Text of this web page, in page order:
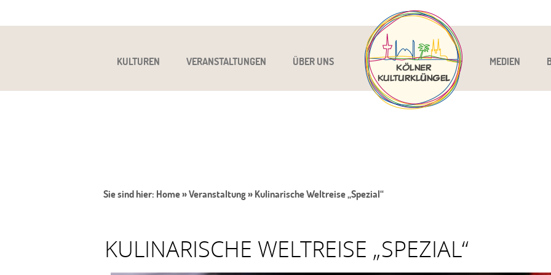
KULTUREN VERANSTALTUNGEN ÜBER UNS MEDIEN
Sie sind hier: Home»Veranstaltung» Kulinarische Weltreise „Spezial“
KULINARISCHE WELTREISE „SPEZIAL“